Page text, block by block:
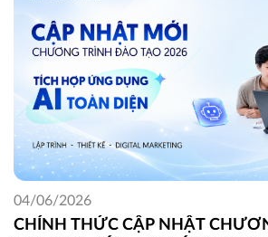
CHÍNH THỨC CẬP NHẬT
04/06/2026